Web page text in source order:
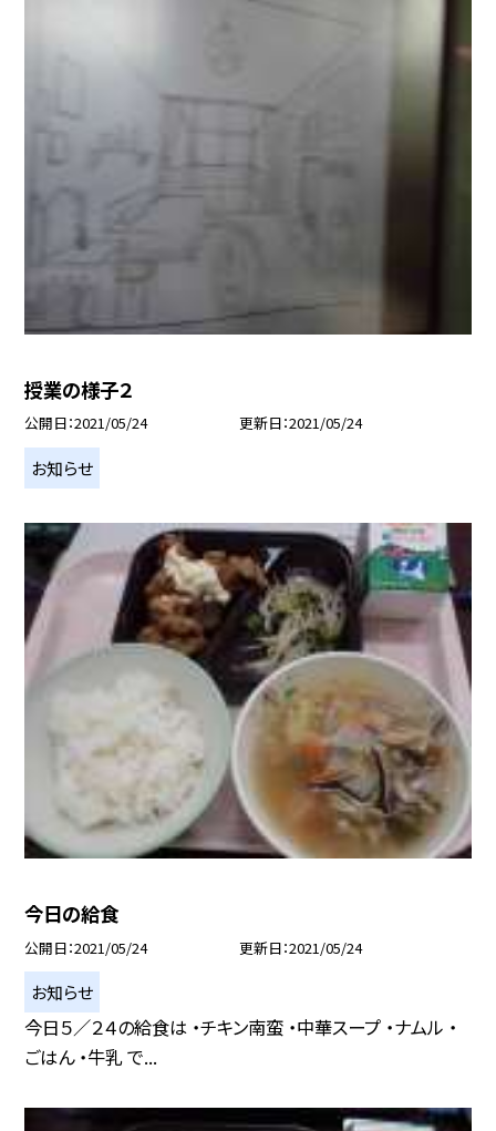
授業の様子２
公開日 2021/05/24 更新日 2021/05/24
お知らせ
今日の給食
公開日 2021/05/24 更新日 2021/05/24
お知らせ
今日５／２４の給食は ・チキン南蛮 ・中華スープ ・ナムル ・
ごはん ・牛乳 で...